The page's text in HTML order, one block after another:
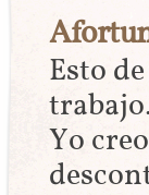
Esto
Yo